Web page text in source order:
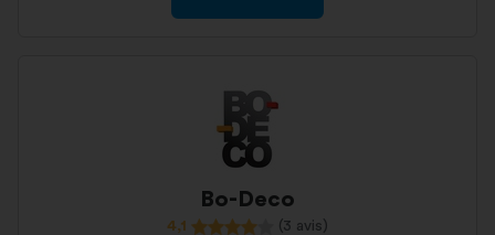
Bo-Deco
4,1 (3 avis)